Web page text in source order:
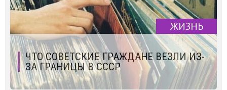
ЖИЗНЬ
ЧТО СОВЕТСКИЕ ГРАЖДАНЕ ВЕЗЛИ ИЗ-
ЗА ГРАНИЦЫ В СССР